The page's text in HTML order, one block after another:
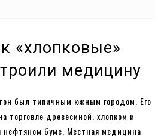
«хлопковые»
медицину
был типичным южным городом. Его
торговле древесиной, хлопком и
нефтяном буме. Местная медицина